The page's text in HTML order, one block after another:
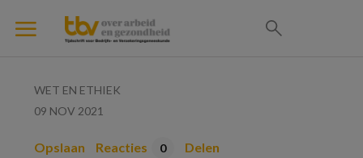
WET EN ETHIEK
09 NOV 2021
Opslaan Reacties 0 Delen